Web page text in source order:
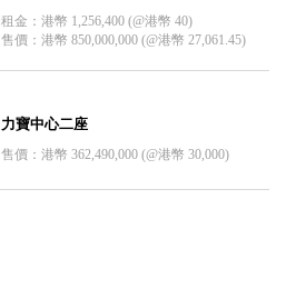
租金：港幣 1,256,400 (@港幣 40)
售價：港幣 850,000,000 (@港幣 27,061.45)
力寶中心二座
售價：港幣 362,490,000 (@港幣 30,000)